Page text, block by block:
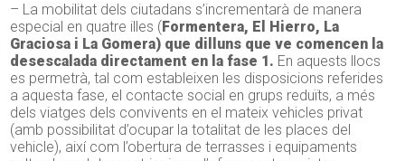
– La mobilitat dels ciutadans s’incrementarà de manera
especial en quatre illes ( Formentera, El Hierro, La
Graciosa i La Gomera) que dilluns que ve comencen la
desescalada directament en la fase 1. En aquests llocs
es permetrà, tal com estableixen les disposicions referides
a aquesta fase, el contacte social en grups reduïts, a més
dels viatges dels convivents en el mateix vehicles privat
(amb possibilitat d’ocupar la totalitat de les places del
vehicle), així com l’obertura de terrasses i equipaments